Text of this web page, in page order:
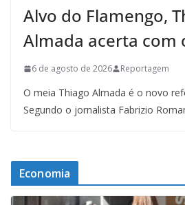
Alvo do Flamengo,
Almada acerta com
6 de agosto de 2026 Reportagem
O meia Thiago Almada é o novo
Segundo o jornalista Fabrizio
Economia